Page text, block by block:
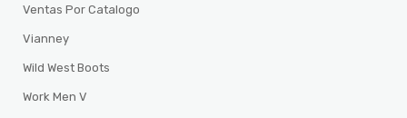
Ventas Por Catalogo
Vianney
Wild West Boots
Work Men V